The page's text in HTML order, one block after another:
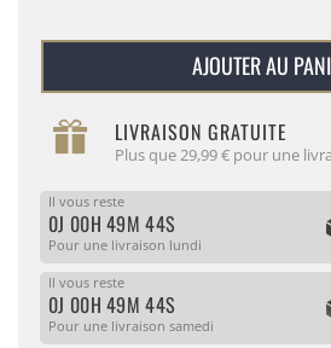
AJOUTER AU
LIVRAISON GRATUITE
Plus que 29,99 € pour une
Il vous reste
0J 00H 49M 44S
Pour une livraison lundi
Il vous reste
0J 00H 49M 44S
Pour une livraison samedi